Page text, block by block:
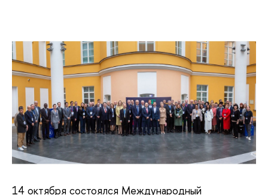
14 октября состоялся Международный